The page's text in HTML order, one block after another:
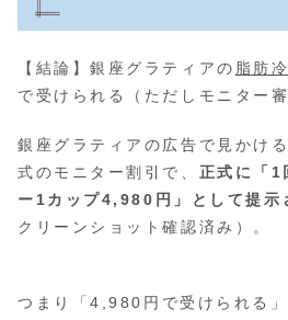
【結論】銀座グラティアの 脂肪
で受けられる（ただしモニター
銀座グラティアの広告で見かけ
式のモニター割引で、 正式に「
ー1カップ4,980円」として提示
クリーンショット確認済み）。
つまり「4,980円で受けられる」